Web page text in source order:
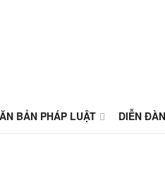
BẢN PHÁP LUẬT DIỄN